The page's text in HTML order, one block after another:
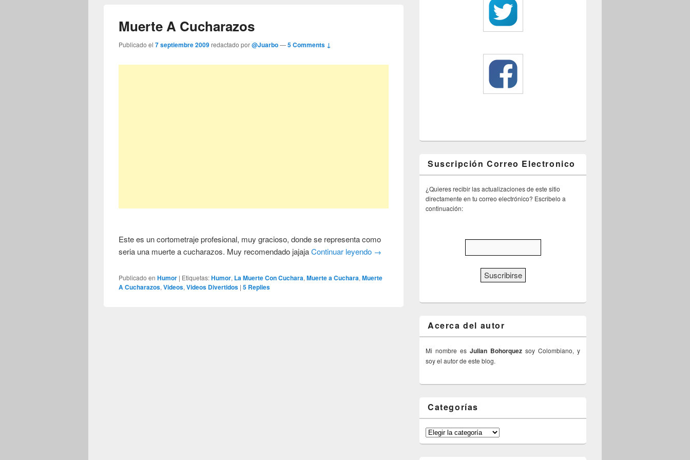
Muerte A Cucharazos
Publicado el7 septiembre 2009redactado por@Juarbo—5 Comments ↓
Este es un cortometraje profesional, muy gracioso, donde se representa como
seria una muerte a cucharazos. Muy recomendado jajajaContinuar leyendo →
Publicado en Humor | Etiquetas:Humor, La Muerte Con Cuchara,Muerte a Cuchara,Muerte
A Cucharazos,Videos,Videos Divertidos |5 Replies
Suscripción Correo Electronico
¿Quieres recibir las actualizaciones de este sitio
directamente en tu correo electrónico? Escribelo a
continuación:
Acerca del autor
Mi nombre es Julian Bohorquez soy Colombiano, y
soy el autor de este blog.
Categorías
Categorías